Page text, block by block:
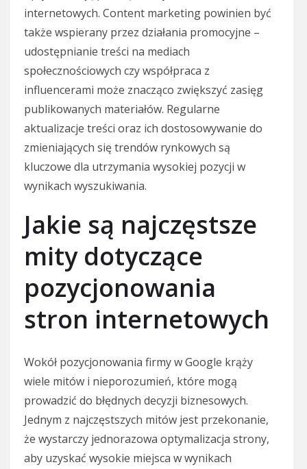
internetowych. Content marketing powinien być
także wspierany przez działania promocyjne –
udostępnianie treści na mediach
społecznościowych czy współpraca z
influencerami może znacząco zwiększyć zasięg
publikowanych materiałów. Regularne
aktualizacje treści oraz ich dostosowywanie do
zmieniających się trendów rynkowych są
kluczowe dla utrzymania wysokiej pozycji w
wynikach wyszukiwania.
Jakie są najczęstsze
mity dotyczące
pozycjonowania
stron internetowych
Wokół pozycjonowania firmy w Google krąży
wiele mitów i nieporozumień, które mogą
prowadzić do błędnych decyzji biznesowych.
Jednym z najczęstszych mitów jest przekonanie,
że wystarczy jednorazowa optymalizacja strony,
aby uzyskać wysokie miejsca w wynikach